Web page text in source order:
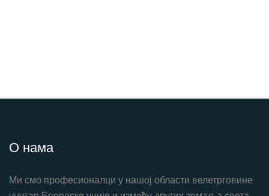
О нама
Ми смо професионалци у нашој области велетрговине